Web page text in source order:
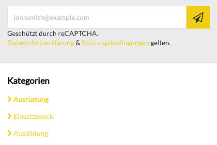
Geschützt durch reCAPTCHA.
Datenschutzerklärung& Nutzungsbedingungen gelten.
Kategorien
Ausrüstung
Einsatzzweck
Ausbildung